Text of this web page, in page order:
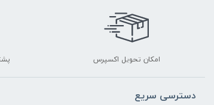
امکان تحویل اکسپرس
دسترسی سریع